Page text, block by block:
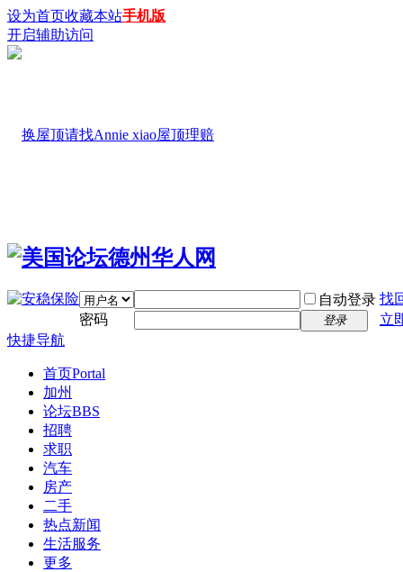
设为首页收藏本站手机版
开启辅助访问
自动登录 找
密码
登录
立
快捷导航
首页Portal
加州
论坛BBS
招聘
求职
汽车
房产
二手
热点新闻
生活服务
更多